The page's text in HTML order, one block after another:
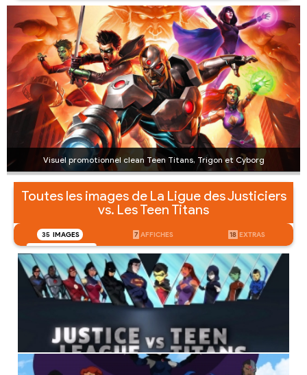
Visuel promotionnel clean Teen Titans, Trigon et Cyborg
Toutes les images de La Ligue des Justiciers
vs. Les Teen Titans
35 IMAGES 7 AFFICHES 18 EXTRAS